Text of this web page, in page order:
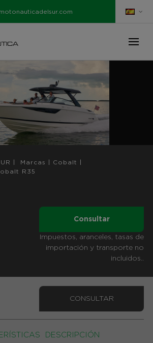
Marcas Cobalt
R35
Consultar
Impuestos, aranceles, tasas de
importación y transporte no
incluidos..
DESCRIPCIÓN
CONSULTAR